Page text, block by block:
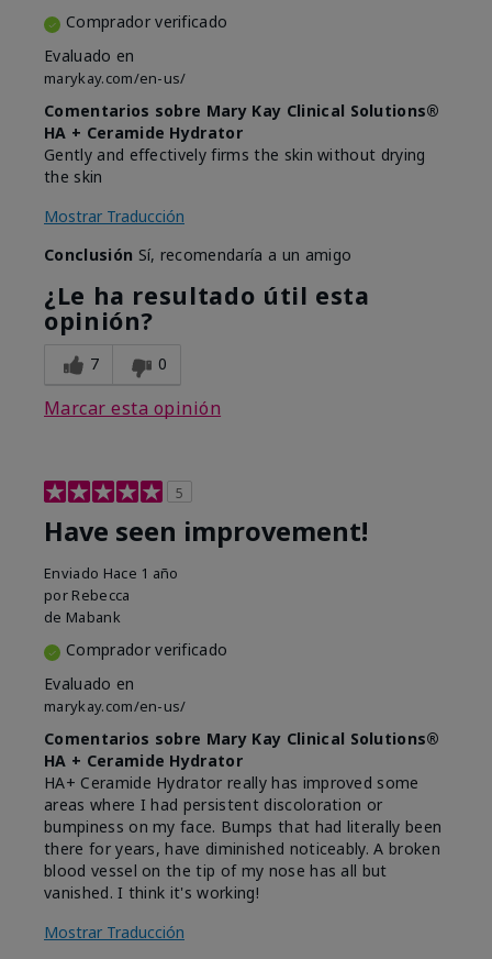
Comprador verificado
Evaluado en
marykay.com/en-us/
Comentarios sobre Mary Kay Clinical Solutions®
HA + Ceramide Hydrator
Gently and effectively firms the skin without drying
the skin
Mostrar Traducción
Conclusión Sí, recomendaría a un amigo
¿Le ha resultado útil esta
opinión?
7 0
Marcar esta opinión
5
Have seen improvement!
Enviado Hace 1 año
por Rebecca
de Mabank
Comprador verificado
Evaluado en
marykay.com/en-us/
Comentarios sobre Mary Kay Clinical Solutions®
HA + Ceramide Hydrator
HA+ Ceramide Hydrator really has improved some
areas where I had persistent discoloration or
bumpiness on my face. Bumps that had literally been
there for years, have diminished noticeably. A broken
blood vessel on the tip of my nose has all but
vanished. I think it's working!
Mostrar Traducción